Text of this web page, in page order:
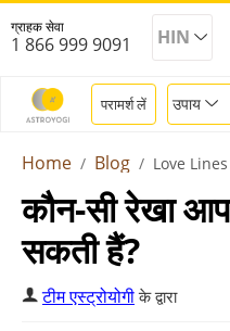
ग्राहक सेवा
1 866 999 9091 HIN
परामर्श लें उपाय
Home Blog
कौन-सी रेखा
सकती हैं?
टीम एस्ट्रोयोगीके द्वारा